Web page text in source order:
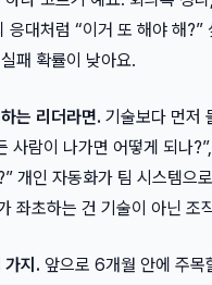
응대처럼 “이거 또 해야 해?”
패 확률이 낮아요.
는 리더라면. 기술보다 먼저
사람이 나가면 어떻게 되나
개인 자동화가 팀 시스템으
좌초하는 건 기술이 아닌 조
가지. 앞으로 6개월 안에 주목